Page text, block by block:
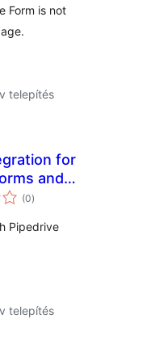
Form is not
telepítés
for
and
(0értékelés
összesen
)
Pipedrive
telepítés